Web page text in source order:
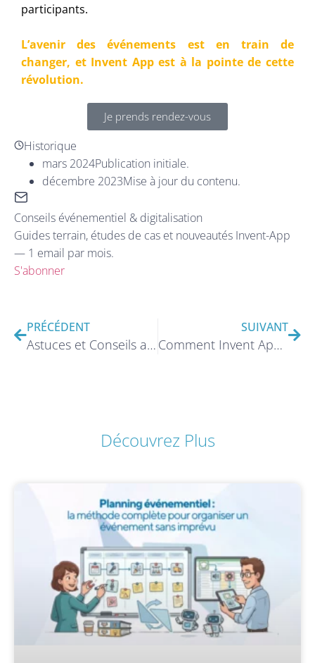
participants.
L’avenir des événements est en train de
changer, et Invent App est à la pointe de cette
révolution.
Je prends rendez-vous
Historique
mars 2024Publication initiale.
décembre 2023Mise à jour du contenu.
Conseils événementiel & digitalisation
Guides terrain, études de cas et nouveautés Invent-App
— 1 email par mois.
S'abonner
PRÉCÉDENT
Astuces et Conseils avec Invent App
SUIVANT
Comment Invent App Engagent Votre Public ?
Découvrez Plus